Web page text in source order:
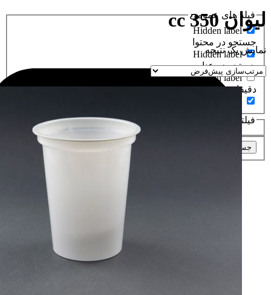
فیلد های عمومی
Hidden label
جستجو در محتوا
Hidden label
جستجو در عناوین
Hidden label
دقیقا عین عبارت
فیلتر براساسدسته های محصولات
جستجو
لیوان 350 cc
نمایش یک نتیجه